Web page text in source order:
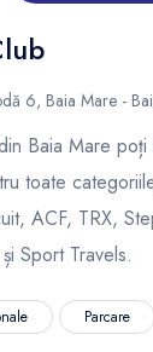
6, Baia Mare -
Baia Mare
toate
ACF, TRX,
Sport Travels.
Parcare